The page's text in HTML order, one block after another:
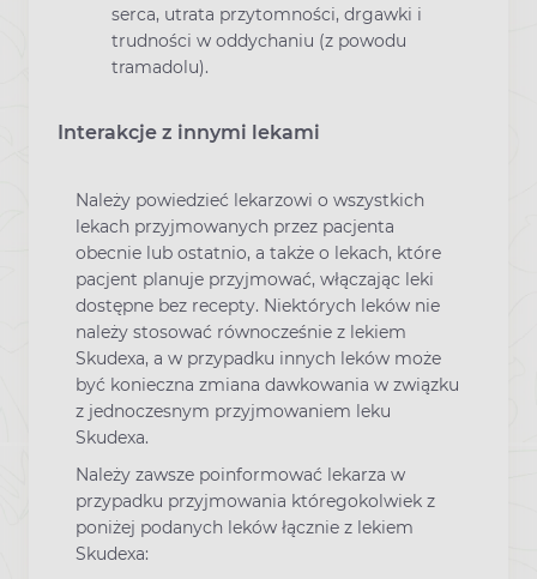
serca, utrata przytomności, drgawki i
trudności w oddychaniu (z powodu
tramadolu).
Interakcje z innymi lekami
Należy powiedzieć lekarzowi o wszystkich
lekach przyjmowanych przez pacjenta
obecnie lub ostatnio, a także o lekach, które
pacjent planuje przyjmować, włączając leki
dostępne bez recepty. Niektórych leków nie
należy stosować równocześnie z lekiem
Skudexa, a w przypadku innych leków może
być konieczna zmiana dawkowania w związku
z jednoczesnym przyjmowaniem leku
Skudexa.
Należy zawsze poinformować lekarza w
przypadku przyjmowania któregokolwiek z
poniżej podanych leków łącznie z lekiem
Skudexa: